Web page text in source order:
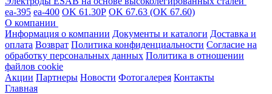
ea-395 ea-400 OK 61.30Р OK 67.63 (OK 67.60)
О компании
Информация о компании Документы и каталоги Доставка и
оплата Возврат Политика конфиденциальности Согласие на
обработку персональных данных Политика в отношении
файлов cookie
Акции Партнеры Новости Фотогалерея Контакты
Главная